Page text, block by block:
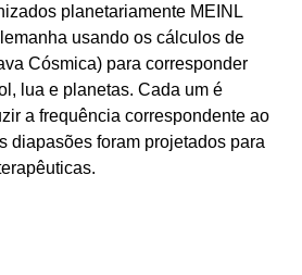
planetariamente MEINL
usando os cálculos de
Cósmica) para corresponder
lua e planetas. Cada um é
a frequência correspondente ao
diapasões foram projetados para